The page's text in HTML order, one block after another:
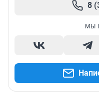
8
МЫ